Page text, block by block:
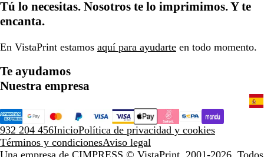
Tú lo necesitas. Nosotros te lo imprimimos. Y te
encanta.
En VistaPrint estamos aquí para ayudarte en todo momento.
Te ayudamos
Nuestra empresa
932 204 456InicioPolítica de privacidad y cookies
Términos y condicionesAviso legal
Una empresa de CIMPRESS © VistaPrint, 2001-2026. Todos